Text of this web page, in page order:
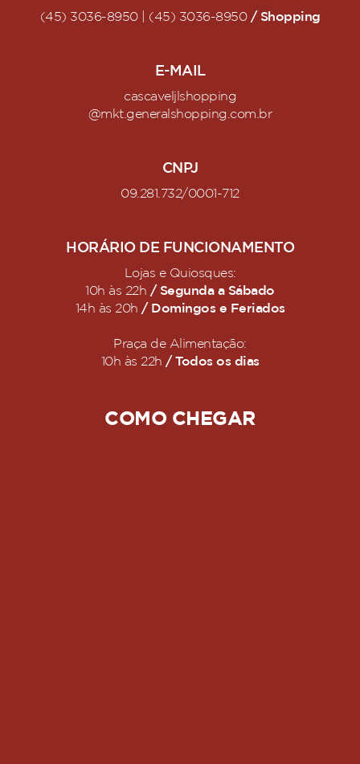
(45) 3036-8950 | (45) 3036-8950/ Shopping
E-MAIL
cascaveljlshopping
@mkt.generalshopping.com.br
CNPJ
09.281.732/0001-712
HORÁRIO DE FUNCIONAMENTO
Lojas e Quiosques:
10h às 22h / Segunda a Sábado
14h às 20h / Domingos e Feriados
Praça de Alimentação:
10h às 22h / Todos os dias
COMO CHEGAR